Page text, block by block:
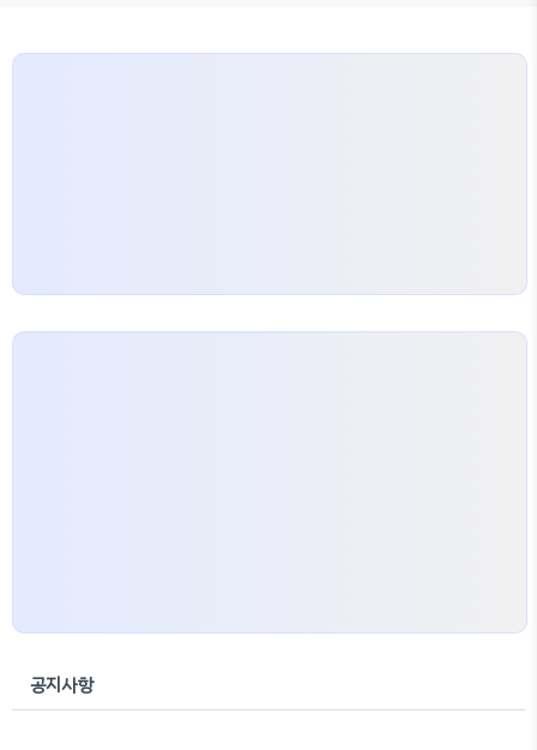
공지사항